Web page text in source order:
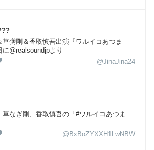
草彅剛＆香取慎吾出演『ワルイコあつま
@realsoundjpより
@JinaJina24
草なぎ剛、香取慎吾の「#ワルイコあつま
@BxBoZYXXH1LwNBW